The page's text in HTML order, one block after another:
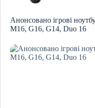
Анонсовано ігрові
M16, G16, G14, Duo 16